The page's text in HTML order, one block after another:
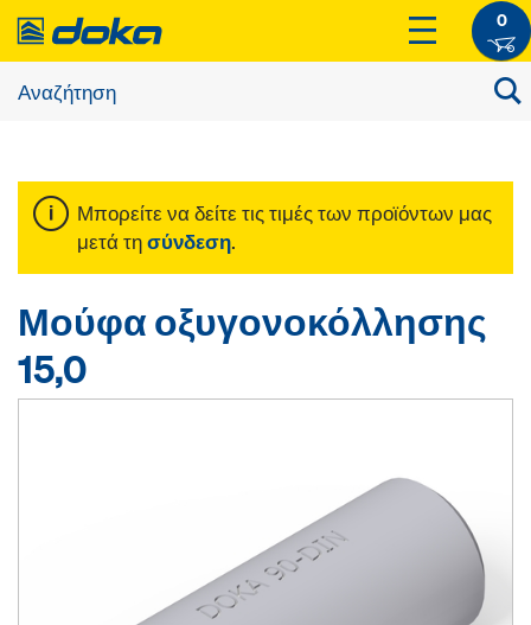
0
Μπορείτε να δείτε τις τιμές των προϊόντων μας
μετά τησύνδεση.
Μούφα οξυγονοκόλλησης
15,0